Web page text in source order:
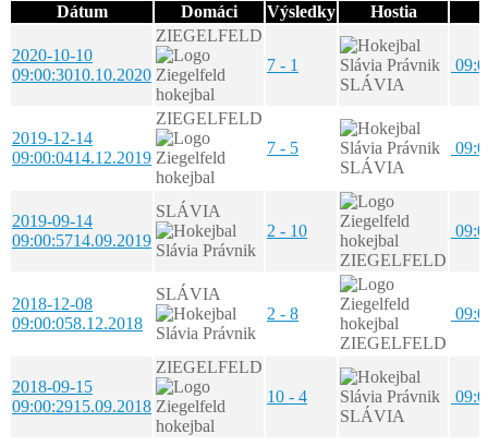
Dátum Domáci Výsledky Hostia
2020-10-10
09:00:3010.10.2020
ZIEGELFELD
7 - 1
SLÁVIA
2019-12-14
09:00:0414.12.2019
ZIEGELFELD
7 - 5
SLÁVIA
2019-09-14
09:00:5714.09.2019
SLÁVIA
2 - 10
ZIEGELFELD
2018-12-08
09:00:058.12.2018
SLÁVIA
2 - 8
ZIEGELFELD
2018-09-15
09:00:2915.09.2018
ZIEGELFELD
10 - 4
SLÁVIA